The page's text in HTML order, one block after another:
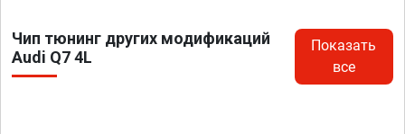
Чип тюнинг других модификаций
Audi Q7 4L
Показать
все